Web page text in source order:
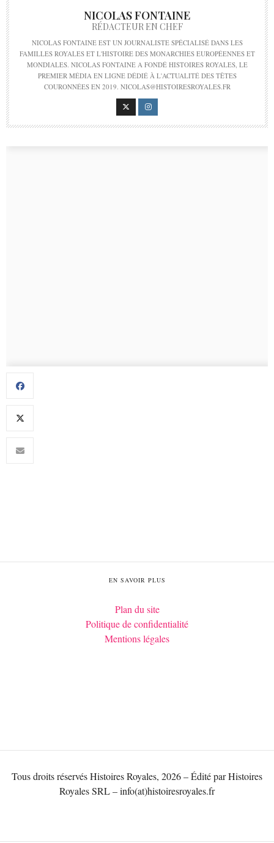
NICOLAS FONTAINE
RÉDACTEUR EN CHEF
NICOLAS FONTAINE EST UN JOURNALISTE SPÉCIALISÉ DANS LES
FAMILLES ROYALES ET L'HISTOIRE DES MONARCHIES EUROPÉENNES ET
MONDIALES. NICOLAS FONTAINE A FONDÉ HISTOIRES ROYALES, LE
PREMIER MÉDIA EN LIGNE DÉDIÉ À L'ACTUALITÉ DES TÊTES
COURONNÉES EN 2019. NICOLAS@HISTOIRESROYALES.FR
EN SAVOIR PLUS
Plan du site
Politique de confidentialité
Mentions légales
Tous droits réservés Histoires Royales, 2026 – Édité par Histoires
Royales SRL – info(at)histoiresroyales.fr